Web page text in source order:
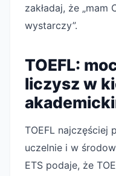
zakładaj, że „mam
wystarczy”.
TOEFL:
liczysz w
TOEFL najczęściej
uczelnie i w
ETS podaje, że